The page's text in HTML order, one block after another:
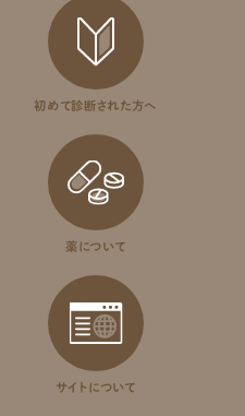
いて
様へ
初めて診断された方へ
薬について
サイトについて